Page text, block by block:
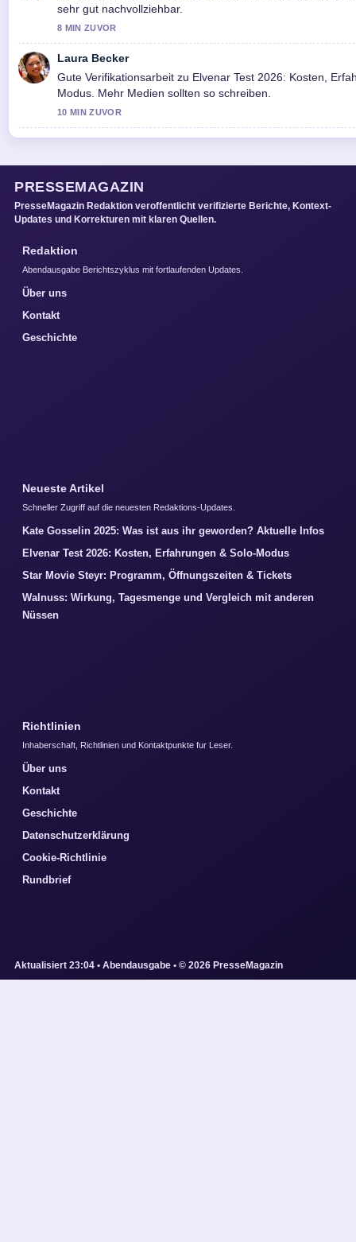
sehr gut nachvollziehbar.
8 MIN ZUVOR
Laura Becker
Gute Verifikationsarbeit zu Elvenar Test 2026: Kosten,
Modus. Mehr Medien sollten so schreiben.
10 MIN ZUVOR
PRESSEMAGAZIN
PresseMagazin Redaktion veroffentlicht verifizierte Berichte, Kontext-
Updates und Korrekturen mit klaren Quellen.
Redaktion
Abendausgabe Berichtszyklus mit fortlaufenden Updates.
Über uns
Kontakt
Geschichte
Neueste Artikel
Schneller Zugriff auf die neuesten Redaktions-Updates.
Kate Gosselin 2025: Was ist aus ihr geworden? Aktuelle Infos
Elvenar Test 2026: Kosten, Erfahrungen & Solo-Modus
Star Movie Steyr: Programm, Öffnungszeiten & Tickets
Walnuss: Wirkung, Tagesmenge und Vergleich mit anderen
Nüssen
Richtlinien
Inhaberschaft, Richtlinien und Kontaktpunkte fur Leser.
Über uns
Kontakt
Geschichte
Datenschutzerklärung
Cookie-Richtlinie
Rundbrief
Aktualisiert 23:04 • Abendausgabe • © 2026 PresseMagazin